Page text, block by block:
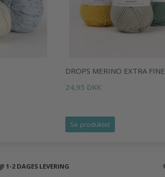
DROPS MERINO EXTRA FINE
24,95 DKK
Se produktet
1-2 DAGES LEVERING